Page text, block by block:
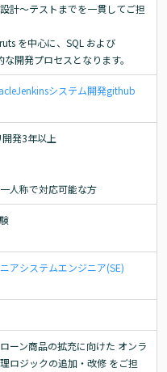
計～テストまでを一貫してご担
を中心に、SQL および
開発プロセスとなります。
Jenkinsシステム開発github
発3年以上
人称で対応可能な方
アシステムエンジニア(SE)
ーン商品の拡充に向けた オンラ
ロジックの追加・改修 をご担